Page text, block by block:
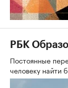
РБК
Постоянные
человеку найти